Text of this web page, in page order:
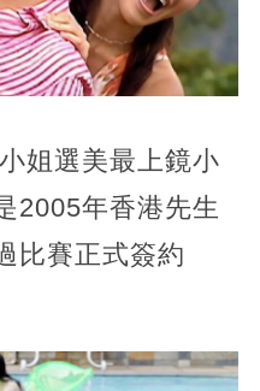
姐選美最上鏡小
2005年香港先生
比賽正式簽約